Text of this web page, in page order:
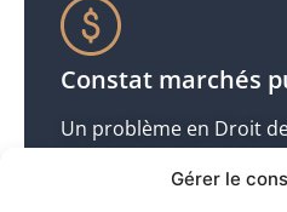
Gérer le
Constat marchés
Un problème en Droit
vous assiste avec